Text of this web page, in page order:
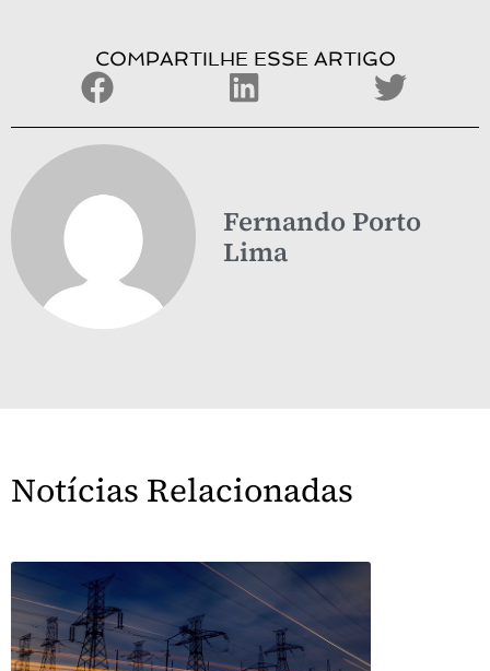
COMPARTILHE ESSE ARTIGO
Fernando Porto
Lima
Notícias Relacionadas